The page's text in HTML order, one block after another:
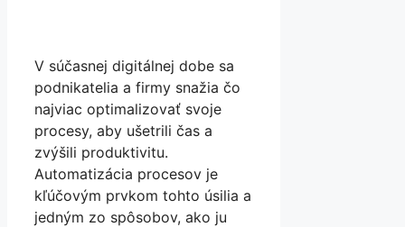
V súčasnej digitálnej dobe sa
podnikatelia a firmy snažia čo
najviac optimalizovať svoje
procesy, aby ušetrili čas a
zvýšili produktivitu.
Automatizácia procesov je
kľúčovým prvkom tohto úsilia a
jedným zo spôsobov, ako ju